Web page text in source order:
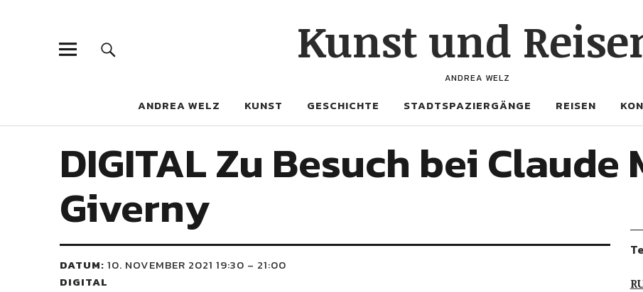
Kunst und
ANDREA WELZ
ANDREA WELZ KUNST GESCHICHTE STADTSPAZIERGÄNGE REISEN
DIGITAL Zu Besuch bei Claude
Giverny
DATUM: 10. NOVEMBER 2021 19:30 – 21:00
DIGITAL